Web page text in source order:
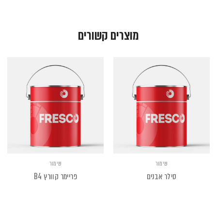
מוצרים קשורים
שימור
סילר אבנים
שימור
פריימר קוורץ B4